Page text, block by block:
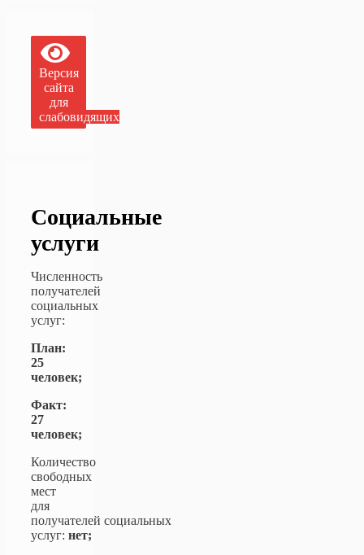
Версия
сайта
для
слабовидящих
Социальные
услуги
Численность
получателей
социальных
услуг:
План:
25
человек;
Факт:
27
человек;
Количество
свободных
мест
для
получателей социальных
услуг: нет;